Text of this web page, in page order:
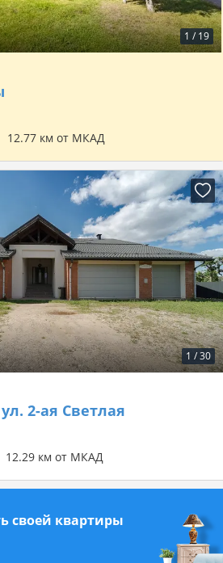
1 / 19
12.77 км от МКАД
1 /30
2-ая Светлая
12.29 км от МКАД
своей квартиры